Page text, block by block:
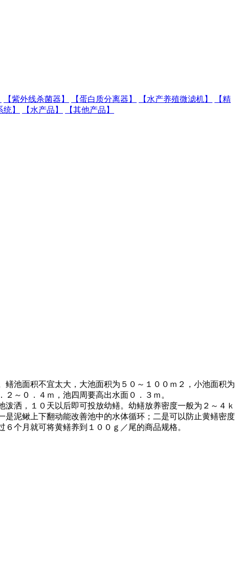
【紫外线杀菌器】 【蛋白质分离器】 【水产养殖微滤机】
【精
】 【水产品】
【其他产品】
池面积不宜太大，大池面积为５０～１００ｍ２，小池面积为
～０．４ｍ，池四周要高出水面０．３ｍ。
洒，１０天以后即可投放幼鳝。幼鳝放养密度一般为２～４ｋ
泥鳅上下翻动能改善池中的水体循环；二是可以防止黄鳝密度
个月就可将黄鳝养到１００ｇ／尾的商品规格。